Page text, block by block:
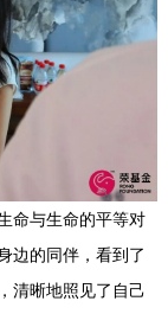
命与生命的平等对
边的同伴，看到了
清晰地照见了自己